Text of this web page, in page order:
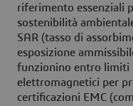
riferimento essenziali
sostenibilità
SAR (tasso di
esposizione
funzionino entro limiti
elettromagnetici per
certificazioni EMC